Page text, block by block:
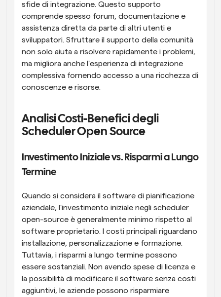
sfide di integrazione. Questo supporto
comprende spesso forum, documentazione e
assistenza diretta da parte di altri utenti e
sviluppatori. Sfruttare il supporto della comunità
non solo aiuta a risolvere rapidamente i problemi,
ma migliora anche l'esperienza di integrazione
complessiva fornendo accesso a una ricchezza di
conoscenze e risorse.
Analisi Costi-Benefici degli
Scheduler Open Source
Investimento Iniziale vs. Risparmi a Lungo
Termine
Quando si considera il software di pianificazione
aziendale, l'investimento iniziale negli scheduler
open-source è generalmente minimo rispetto al
software proprietario. I costi principali riguardano
installazione, personalizzazione e formazione.
Tuttavia, i risparmi a lungo termine possono
essere sostanziali. Non avendo spese di licenza e
la possibilità di modificare il software senza costi
aggiuntivi, le aziende possono risparmiare